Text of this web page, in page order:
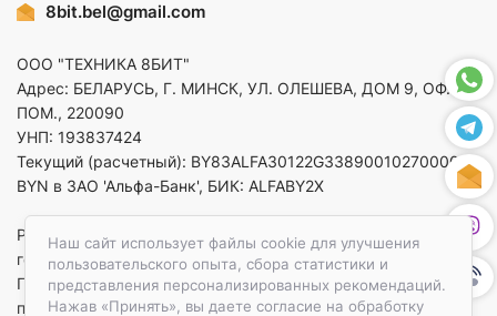
Наш сайт использует файлы cookie для улучшения
пользовательского опыта, сбора статистики и
представления персонализированных рекомендаций.
Нажав «Принять», вы даете согласие на обработку
8bit.bel@gmail.com
ООО "ТЕХНИКА 8БИТ"
Адрес: БЕЛАРУСЬ, Г. МИНСК, УЛ. ОЛЕШЕВА, ДОМ 9, ОФ. 5,
ПОМ., 220090
УНП: 193837424
Текущий (расчетный): BY83ALFA30122G33890010270000 в
BYN в ЗАО 'Альфа-Банк', БИК: ALFABY2X
Регистрация в торговом реестре от 14.08.2025 Минский
горисполком
По вопросам защиты прав потребителей
приемная:+375173783412